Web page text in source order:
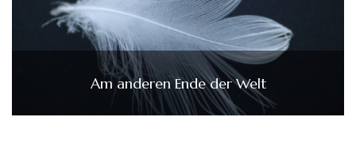
Am anderen Ende der Welt